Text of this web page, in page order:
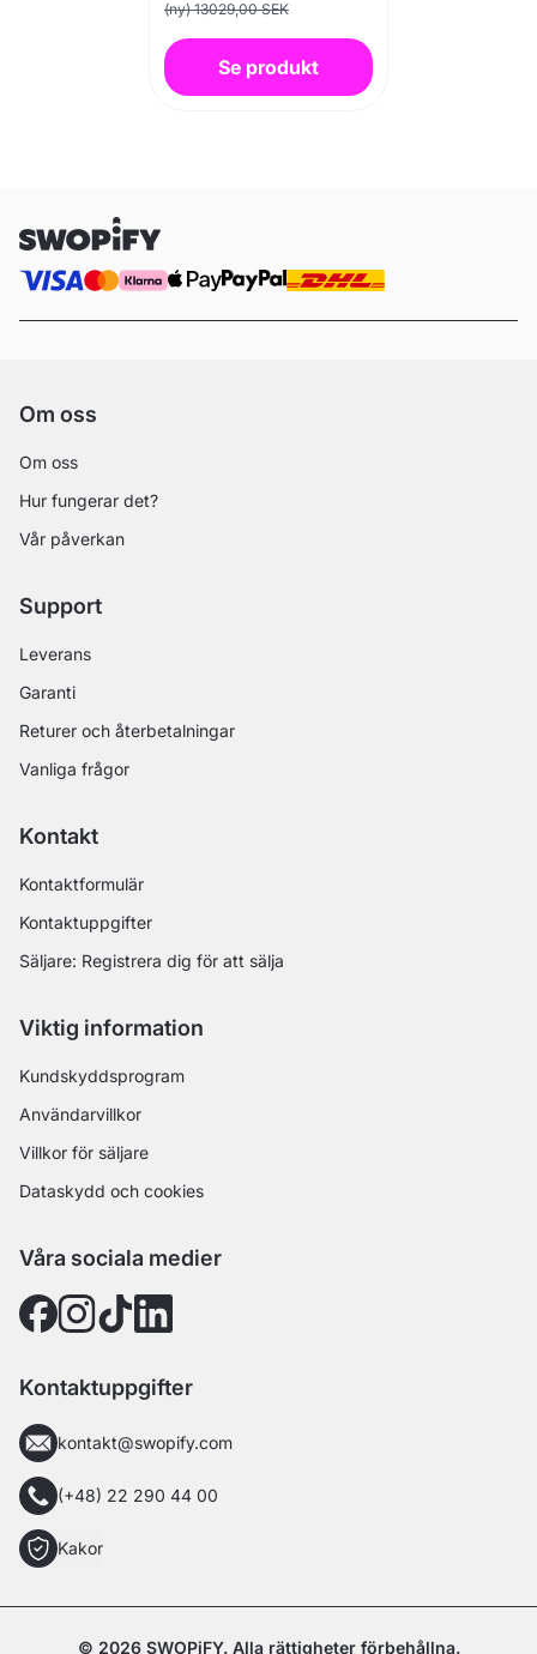
(ny) 13029,00 SEK
Se produkt
Om oss
Om oss
Hur fungerar det?
Vår påverkan
Support
Leverans
Garanti
Returer och återbetalningar
Vanliga frågor
Kontakt
Kontaktformulär
Kontaktuppgifter
Säljare: Registrera dig för att sälja
Viktig information
Kundskyddsprogram
Användarvillkor
Villkor för säljare
Dataskydd och cookies
Våra sociala medier
Kontaktuppgifter
kontakt@swopify.com
(+48) 22 290 44 00
Kakor
© 2026 SWOPiFY. Alla rättigheter förbehållna.